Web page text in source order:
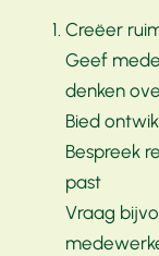
Creëer
Geef
denken
Bied
Bespreek
past
Vraag